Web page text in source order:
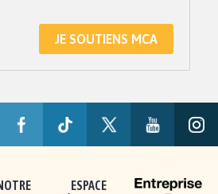
JE SOUTIENS MCA
ESPACE